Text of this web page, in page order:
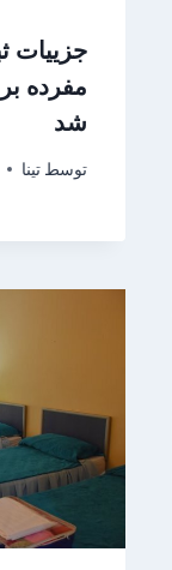
جزییات
شد
توسط تینا